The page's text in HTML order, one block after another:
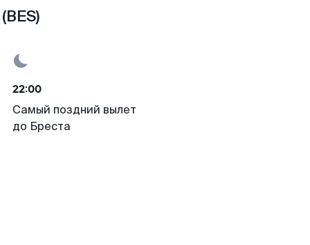
22:00
Самый поздний вылет
до Бреста